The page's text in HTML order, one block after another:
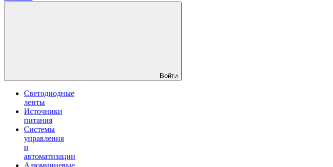
Войти
Светодиодные
ленты
Источники
питания
Системы
управления
и
автоматизации
Алюминиевые